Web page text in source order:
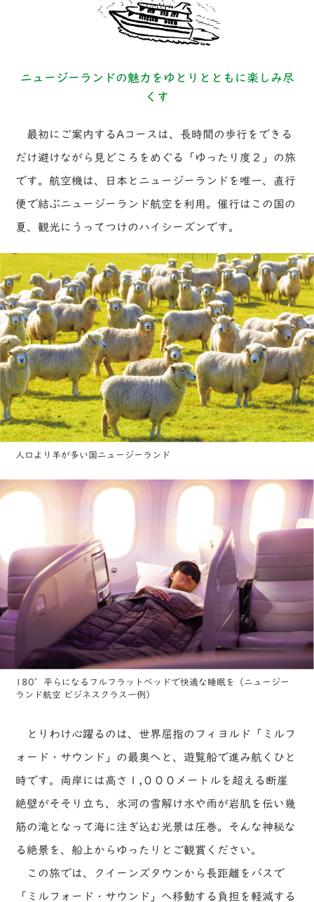
ニュージーランドの魅力をゆとりとともに楽しみ尽
くす
最初にご案内するAコースは、長時間の歩行をできる
だけ避けながら見どころをめぐる「ゆったり度２」の旅
です。航空機は、日本とニュージーランドを唯一、直行
便で結ぶニュージーランド航空を利用。催行はこの国の
夏、観光にうってつけのハイシーズンです。
人口より羊が多い国ニュージーランド
180°平らになるフルフラットベッドで快適な睡眠を（ニュージー
ランド航空 ビジネスクラス一例）
とりわけ心躍るのは、世界屈指のフィヨルド「ミルフ
ォード・サウンド」の最奥へと、遊覧船で進み航くひと
時です。両岸には高さ１,０００メートルを超える断崖
絶壁がそそり立ち、氷河の雪解け水や雨が岩肌を伝い幾
筋の滝となって海に注ぎ込む光景は圧巻。そんな神秘な
る絶景を、船上からゆったりとご観賞ください。
この旅では、クイーンズタウンから長距離をバスで
「ミルフォード・サウンド」へ移動する負担を軽減する